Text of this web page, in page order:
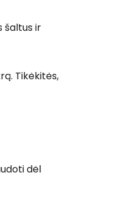
šaltus ir
Tikėkitės,
dėl